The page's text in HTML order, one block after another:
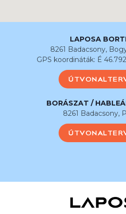
LAPOSA
8261 Badacsony,
GPS koordináták: É
BORÁSZAT /
8261 Badacsony,